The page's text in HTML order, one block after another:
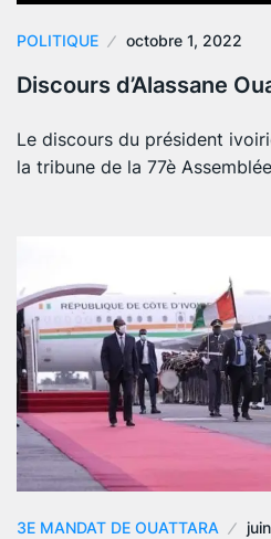
POLITIQUE octobre 1, 2022
Discours d’Alassane
Le discours du président
la tribune de la 77è
3E MANDAT DE OUATTARA